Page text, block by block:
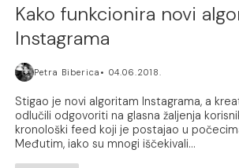
Kako funkcionira novi
Instagrama
Petra Biberica 04.06.2018.
Stigao je novi algoritam Instagrama, a
odlučili odgovoriti na glasna žaljenja
kronološki feed koji je postajao u
Međutim, iako su mnogi iščekivali...